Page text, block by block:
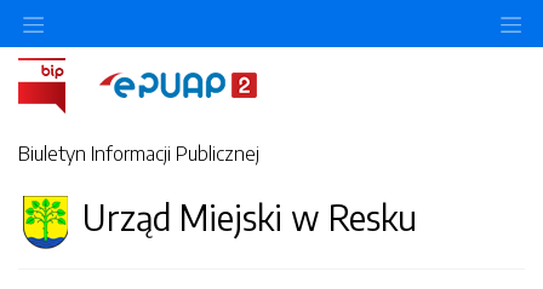
Biuletyn Informacji Publicznej
Urząd Miejski w Resku